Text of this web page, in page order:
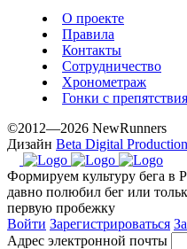
О проекте
Правила
Контакты
Сотрудничество
Хронометраж
Гонки с
©2012—2026 NewRunners
Дизайн Beta Digital Production
Формируем культуру бега в
давно полюбил бег или
первую пробежку
Войти Зарегистрироваться
Адрес электронной почты